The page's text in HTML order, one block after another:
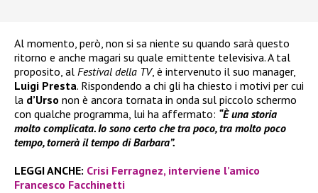
Al momento, però, non si sa niente su quando sarà questo
ritorno e anche magari su quale emittente televisiva. A tal
proposito, al Festival della TV, è intervenuto il suo manager,
Luigi Presta. Rispondendo a chi gli ha chiesto i motivi per cui
la d’Urso non è ancora tornata in onda sul piccolo schermo
con qualche programma, lui ha affermato: “È una storia
molto complicata. Io sono certo che tra poco, tra molto poco
tempo, tornerà il tempo di Barbara”.
LEGGI ANCHE: Crisi Ferragnez, interviene l’amico
Francesco Facchinetti